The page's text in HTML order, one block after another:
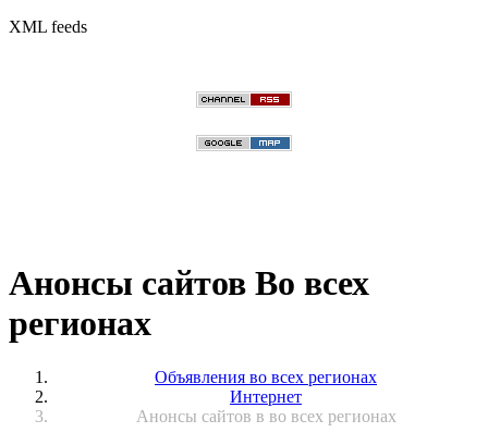
XML feeds
Анонсы сайтов Во всех
регионах
Объявления во всех регионах
Интернет
Анонсы сайтов в во всех регионах